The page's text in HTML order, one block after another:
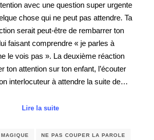
avec une question super urgente
chose qui ne peut pas attendre. Ta
serait peut-être de rembarrer ton
faisant comprendre « je parles à
le vois pas ». La deuxième réaction
ton attention sur ton enfant, l’écouter
interlocuteur à attendre la suite de…
Lire la suite
NE PAS COUPER LA PAROLE